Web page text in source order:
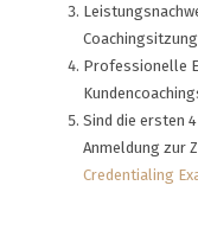
Professionelle
Sind die ersten
Anmeldung zur
Credentialing